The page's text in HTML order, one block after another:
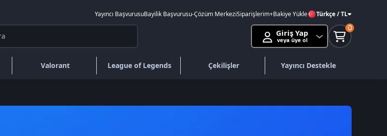
Yayıncı BaşvurusuBayilik Başvurusu-Çözüm MerkeziSiparişlerim+Bakiye Yükle Türkçe / TL
Giriş Yap
veya üye ol
0
Valorant League of Legends Çekilişler Yayıncı Destekle